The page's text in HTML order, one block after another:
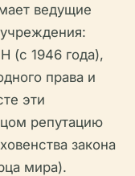
ведущие
(с 1946 года),
права и
эти
репутацию
закона
мира).